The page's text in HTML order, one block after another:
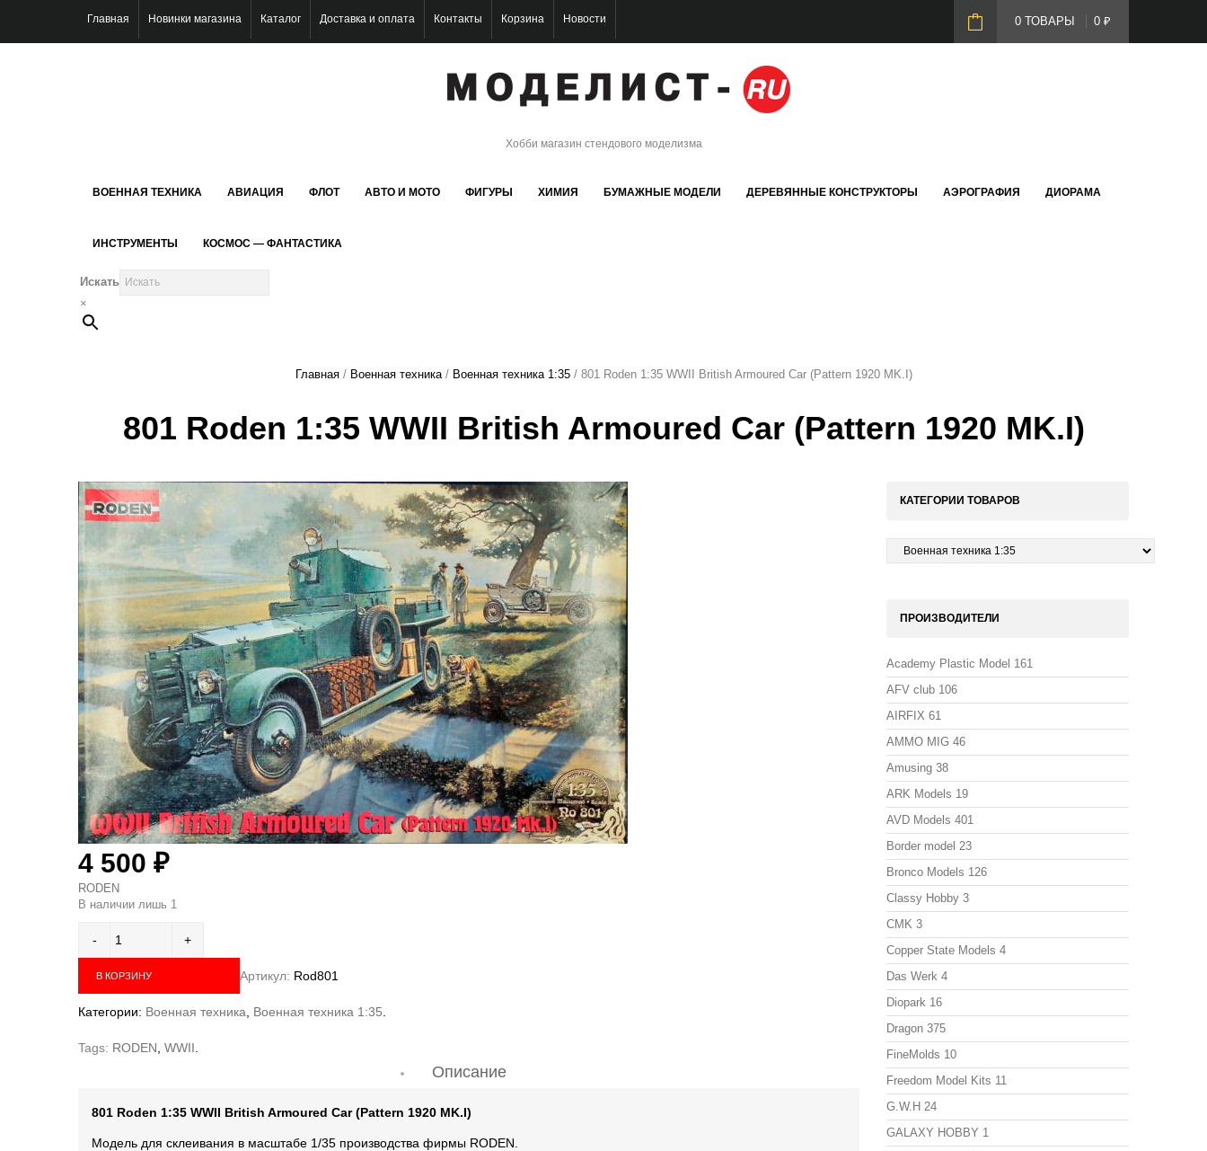
Главная Новинки магазина Каталог Доставка и оплата Контакты Корзина Новости 0 ТОВАРЫ 0 ₽
Хобби магазин стендового моделизма
ВОЕННАЯ ТЕХНИКА АВИАЦИЯ ФЛОТ АВТО И МОТО ФИГУРЫ ХИМИЯ БУМАЖНЫЕ МОДЕЛИ ДЕРЕВЯННЫЕ КОНСТРУКТОРЫ АЭРОГРАФИЯ ДИОРАМА
ИНСТРУМЕНТЫ КОСМОС — ФАНТАСТИКА
Искать
×
Главная/ Военная техника/ Военная техника 1:35/ 801 Roden 1:35 WWII British Armoured Car (Pattern 1920 MK.I)
801 Roden 1:35 WWII British Armoured Car (Pattern 1920 MK.I)
4 500 ₽
RODEN
В наличии лишь 1
В КОРЗИНУ Артикул: Rod801
Категории: Военная техника Военная техника 1:35
Tags: RODEN WWII
Описание
801 Roden 1:35 WWII British Armoured Car (Pattern 1920 MK.I)
Модель для склеивания в масштабе 1/35 производства фирмы RODEN.
КАТЕГОРИИ ТОВАРОВ
ПРОИЗВОДИТЕЛИ
Academy Plastic Model 161
AFV club 106
AIRFIX 61
AMMO MIG 46
Amusing 38
ARK Models 19
AVD Models 401
Border model 23
Bronco Models 126
Classy Hobby 3
CMK 3
Copper State Models 4
Das Werk 4
Diopark 16
Dragon 375
FineMolds 10
Freedom Model Kits 11
G.W.H 24
GALAXY HOBBY 1